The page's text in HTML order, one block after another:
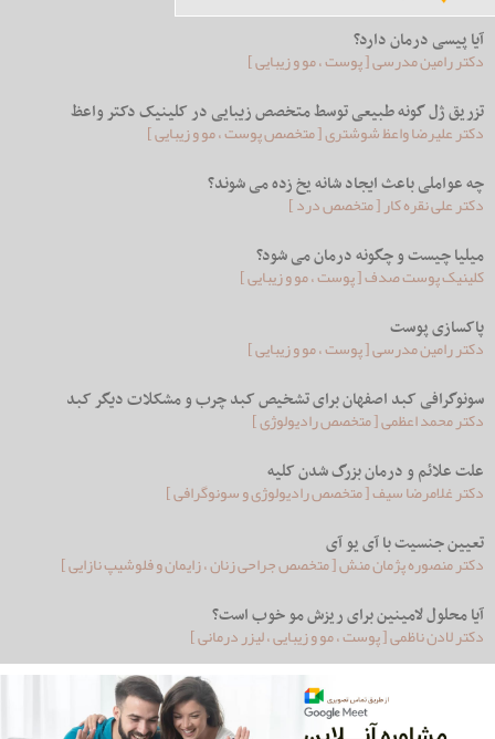
آیا پیسی درمان دارد؟
دکتر رامین مدرسی [ پوست ، مو و زیبایی ]
تزریق ژل گونه طبیعی توسط متخصص زیبایی در کلینیک دکتر واعظ
دکتر علیرضا واعظ شوشتری [ متخصص پوست ، مو و زیبایی ]
چه عواملی باعث ایجاد شانه یخ زده می شوند؟
دکتر علی نقره کار [ متخصص درد ]
میلیا چیست و چگونه درمان می شود؟
کلینیک پوست صدف [ پوست ، مو و زیبایی ]
پاکسازی پوست
دکتر رامین مدرسی [ پوست ، مو و زیبایی ]
سونوگرافی کبد اصفهان برای تشخیص کبد چرب و مشکلات دیگر کبد
دکتر محمد اعظمی [ متخصص رادیولوژِی ]
علت علائم و درمان بزرگ شدن کلیه
دکتر غلامرضا سیف [ متخصص رادیولوژی و سونوگرافی ]
تعیین جنسیت با آی یو آی
دکتر منصوره پژمان منش [ متخصص جراحی زنان ، زایمان و فلوشیپ نازایی ]
آیا محلول لامینین برای ریزش مو خوب است؟
دکتر لادن ناظمی [ پوست ، مو و زیبایی ، لیزر درمانی ]